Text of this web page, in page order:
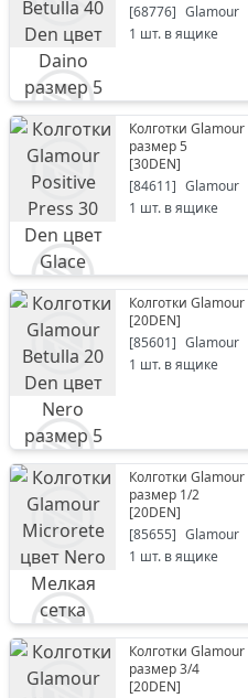
[68776] Glamour
1 шт. в ящике
Колготки
размер 5
[30DEN]
[84611] Glamour
1 шт. в ящике
Колготки
[20DEN]
[85601] Glamour
1 шт. в ящике
Колготки
размер 1/2
[20DEN]
[85655] Glamour
1 шт. в ящике
Колготки
размер 3/4
[20DEN]